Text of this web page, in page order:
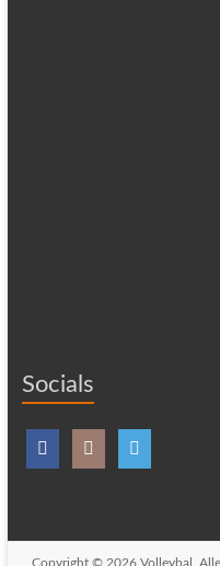
Socials
Copyright © 2026 Volleybal .